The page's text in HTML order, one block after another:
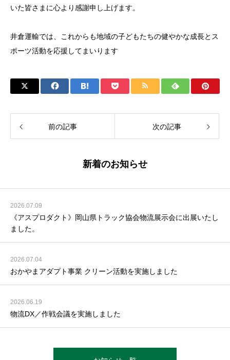
いた皆さまに心より感謝申し上げます。
井倉運輸では、これからも地域の子どもたちの健やかな成長とス
ポーツ活動を応援してまいります
前の記事 次の記事
新着のお知らせ
2026.07.09
《アスプロダクト》岡山県トラック協会物流展示会に出展いたし
ました。
2026.07.04
おかやまアダプト事業 クリーン活動を実施しました
2026.06.19
物流DX／作戦会議を実施しました